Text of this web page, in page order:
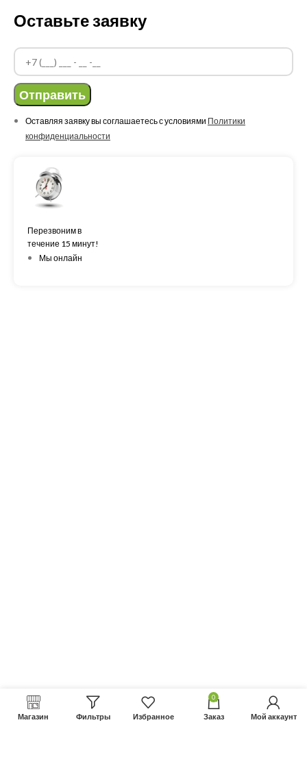
Магазин Фильтры Избранное
0
Заказ Мой аккаунт
Оставьте заявку
Отправить
Оставляя заявку вы соглашаетесь с условиями Политики
конфиденциальности
Перезвоним в
течение 15 минут!
Мы онлайн